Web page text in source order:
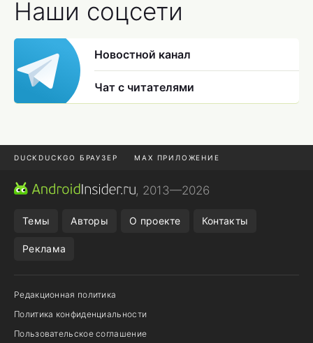
Наши соцсети
Новостной канал
Чат с читателями
DUCKDUCKGO БРАУЗЕР MAX ПРИЛОЖЕНИЕ
ПРИЛОЖЕНИЯ ANDROID
, 2013—2026
Темы Авторы О проекте Контакты
Реклама
Редакционная политика
Политика конфиденциальности
Пользовательское соглашение